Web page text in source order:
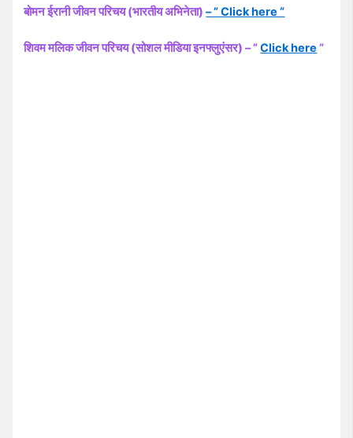
बोमन ईरानी जीवन परिचय (भारतीय अभिनेता)– ” Click here “
शिवम मलिक जीवन परिचय (सोशल मीडिया इनफ्लुएंसर) – ”Click here “